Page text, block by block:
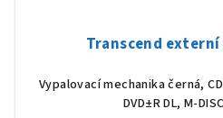
Transcend externí
Vypalovací mechanika černá,
DVD±R DL, M-